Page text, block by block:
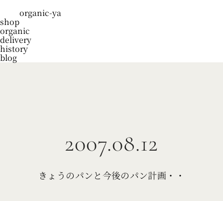
organic-ya
shop
organic
delivery
history
blog
2007.08.12
きょうのパンと今後のパン計画・・